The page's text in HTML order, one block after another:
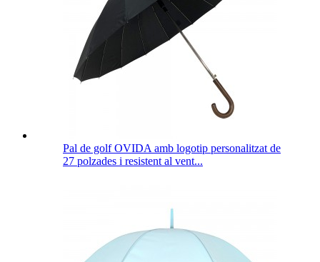
Pal de golf OVIDA amb logotip personalitzat de
27 polzades i resistent al vent...